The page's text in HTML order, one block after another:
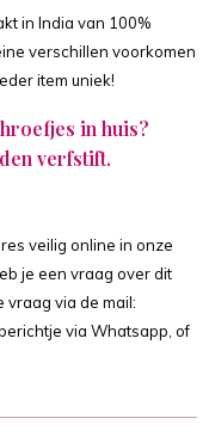
in India van 100%
verschillen voorkomen
item uniek!
in huis?
verfstift.
veilig online in onze
je een vraag over dit
vraag via de mail:
via Whatsapp, of